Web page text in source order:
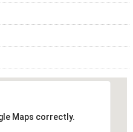
Maps correctly.